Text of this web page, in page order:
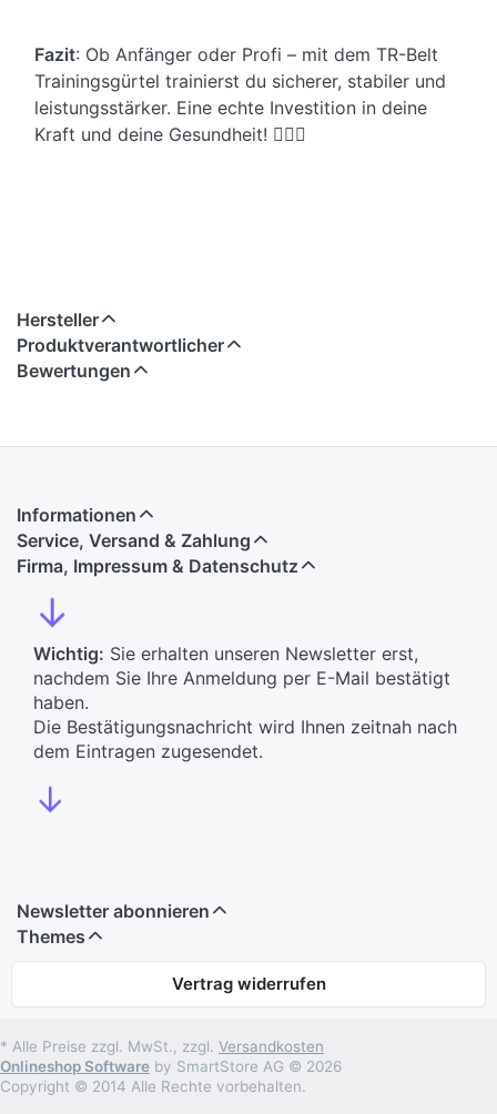
Fazit: Ob Anfänger oder Profi – mit dem TR-Belt
Trainingsgürtel trainierst du sicherer, stabiler und
leistungsstärker. Eine echte Investition in deine
Kraft und deine Gesundheit! 🏋️‍♂️💪
Hersteller
Produktverantwortlicher
Bewertungen
Informationen
Service, Versand & Zahlung
Firma, Impressum & Datenschutz
↓
Wichtig: Sie erhalten unseren Newsletter erst,
nachdem Sie Ihre Anmeldung per E-Mail bestätigt
haben.
Die Bestätigungsnachricht wird Ihnen zeitnah nach
dem Eintragen zugesendet.
↓
Newsletter abonnieren
Themes
Vertrag widerrufen
* Alle Preise zzgl. MwSt., zzgl. Versandkosten
Onlineshop Software by SmartStore AG © 2026
Copyright © 2014 Alle Rechte vorbehalten.